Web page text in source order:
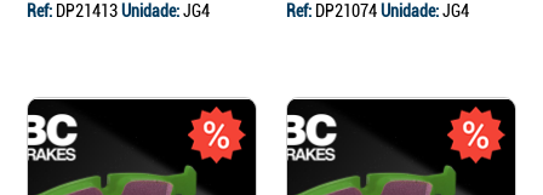
Ref: DP21413Unidade:JG4 Ref: DP21074Unidade:JG4